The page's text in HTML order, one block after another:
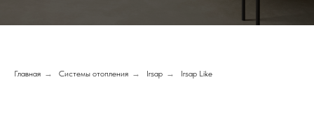
Главная → Системы отопления → Irsap → Irsap Like